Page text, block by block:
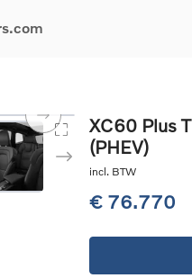
auto's
een onderhoud
& herstellingen
van uw auto
24/7 Pechverhelping
XC60 Plus
(PHEV)
incl. BTW
€ 76.770